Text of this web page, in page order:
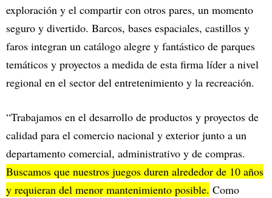
exploración y el compartir con otros pares, un momento
seguro y divertido. Barcos, bases espaciales, castillos y
faros integran un catálogo alegre y fantástico de parques
temáticos y proyectos a medida de esta firma líder a nivel
regional en el sector del entretenimiento y la recreación.
“Trabajamos en el desarrollo de productos y proyectos de
calidad para el comercio nacional y exterior junto a un
departamento comercial, administrativo y de compras.
Buscamos que nuestros juegos duren alrededor de 10 años
y requieran del menor mantenimiento posible. Como